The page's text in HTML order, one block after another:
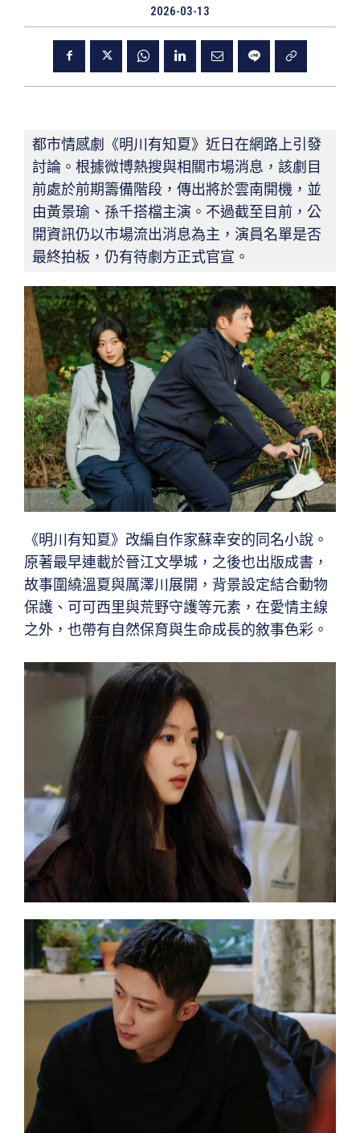
2026-03-13
都市情感劇《明川有知夏》近日在網路上引發
討論。根據微博熱搜與相關市場消息，該劇目
前處於前期籌備階段，傳出將於雲南開機，並
由黃景瑜、孫千搭檔主演。不過截至目前，公
開資訊仍以市場流出消息為主，演員名單是否
最終拍板，仍有待劇方正式官宣。
《明川有知夏》改編自作家蘇幸安的同名小說。
原著最早連載於晉江文學城，之後也出版成書，
故事圍繞溫夏與厲澤川展開，背景設定結合動物
保護、可可西里與荒野守護等元素，在愛情主線
之外，也帶有自然保育與生命成長的敘事色彩。